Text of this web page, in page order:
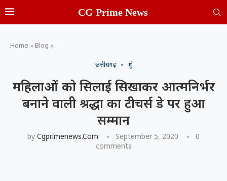
CG Prime News
Home » Blog »
छत्तीसगढ़ दुर्ग
महिलाओं को सिलाई सिखाकर आत्मनिर्भर
बनाने वाली श्रद्धा का टीचर्स डे पर हुआ
सम्मान
by Cgprimenews.com September 5, 2020
0
comments